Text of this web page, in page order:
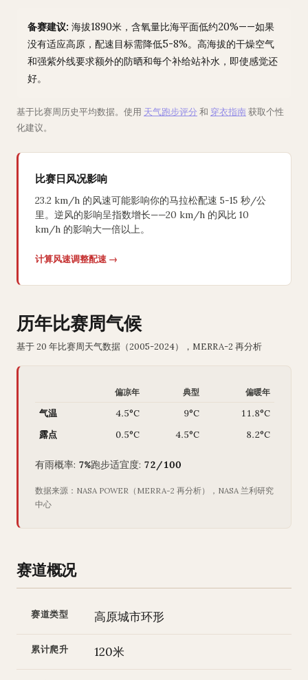
备赛建议: 海拔1890米，含氧量比海平面低约20%——如果
没有适应高原，配速目标需降低5-8%。高海拔的干燥空气
和强紫外线要求额外的防晒和每个补给站补水，即使感觉还
好。
基于比赛周历史平均数据。使用 天气跑步评分 和 穿衣指南获取个性
化建议。
比赛日风况影响
23.2 km/h 的风速可能影响你的马拉松配速 5-15 秒/公
里。逆风的影响呈指数增长——20 km/h 的风比 10
km/h 的影响大一倍以上。
计算风速调整配速 →
历年比赛周气候
基于 20 年比赛周天气数据（2005-2024），MERRA-2 再分析
偏凉年 典型 偏暖年
气温 4.5°C 9°C
11.8°C
露点
0.5°C 4.5°C 8.2°C
有雨概率: 7%跑步适宜度: 72/100
数据来源：NASA POWER（MERRA-2 再分析），NASA 兰利研究
中心
赛道概况
赛道类型 高原城市环形
累计爬升 120米